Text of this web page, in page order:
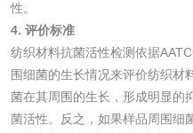
性。
4. 评价标准
纺织材料抗菌活性检测依据
围细菌的生长情况来评价纺织材
菌在其周围的生长，形成明显的
菌活性。反之，如果样品周围细
洗手